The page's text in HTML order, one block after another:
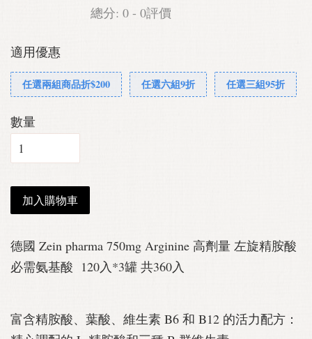
總分: 0 - 0評價
適用優惠
任選兩組商品折$200 任選六組9折 任選三組95折
數量
加入購物車
德國 Zein pharma 750mg Arginine 高劑量 左旋精胺酸
必需氨基酸 120入*3罐 共360入
富含精胺酸、葉酸、維生素 B6 和 B12 的活力配方：